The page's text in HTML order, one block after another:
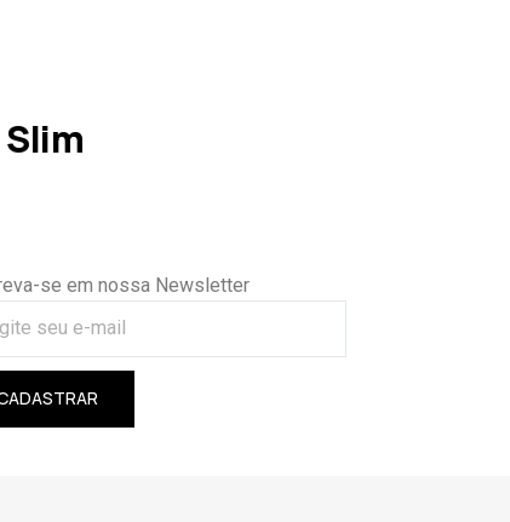
se em nossa Newsletter